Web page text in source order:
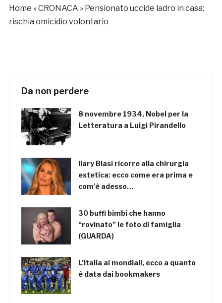
Home »CRONACA » Pensionato uccide ladro in casa:
rischia omicidio volontario
Da non perdere
8 novembre 1934, Nobel per la
Letteratura a Luigi Pirandello
Ilary Blasi ricorre alla chirurgia
estetica: ecco come era prima e
com’è adesso…
30 buffi bimbi che hanno
“rovinato” le foto di famiglia
(GUARDA)
L’Italia ai mondiali, ecco a quanto
è data dai bookmakers